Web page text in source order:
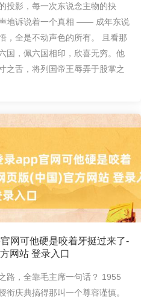
投影，每一次东说念主物的抉
地诉说着一个真相 —— 成年东说
，全是不动声色的所有。 且看那
国，佩六国相印，欣喜无穷。他
之舌，将列国帝王辱弄于股掌之
网可他硬是咬着牙挺过来了-
网站 登录入口
路，全靠毛主席一句话？ 1955
庆典搞得那叫一个尊容谨慎。